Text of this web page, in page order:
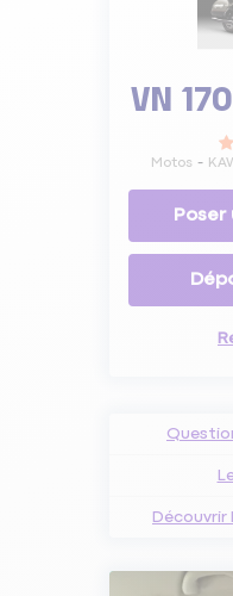
VN
Motos